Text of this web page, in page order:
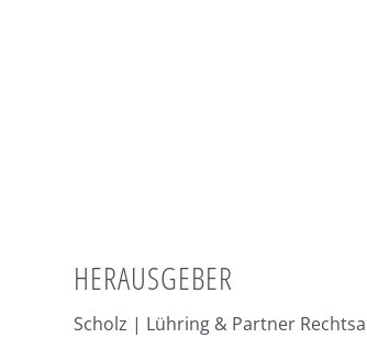
HERAUSGEBER
Scholz | Lühring & Partner